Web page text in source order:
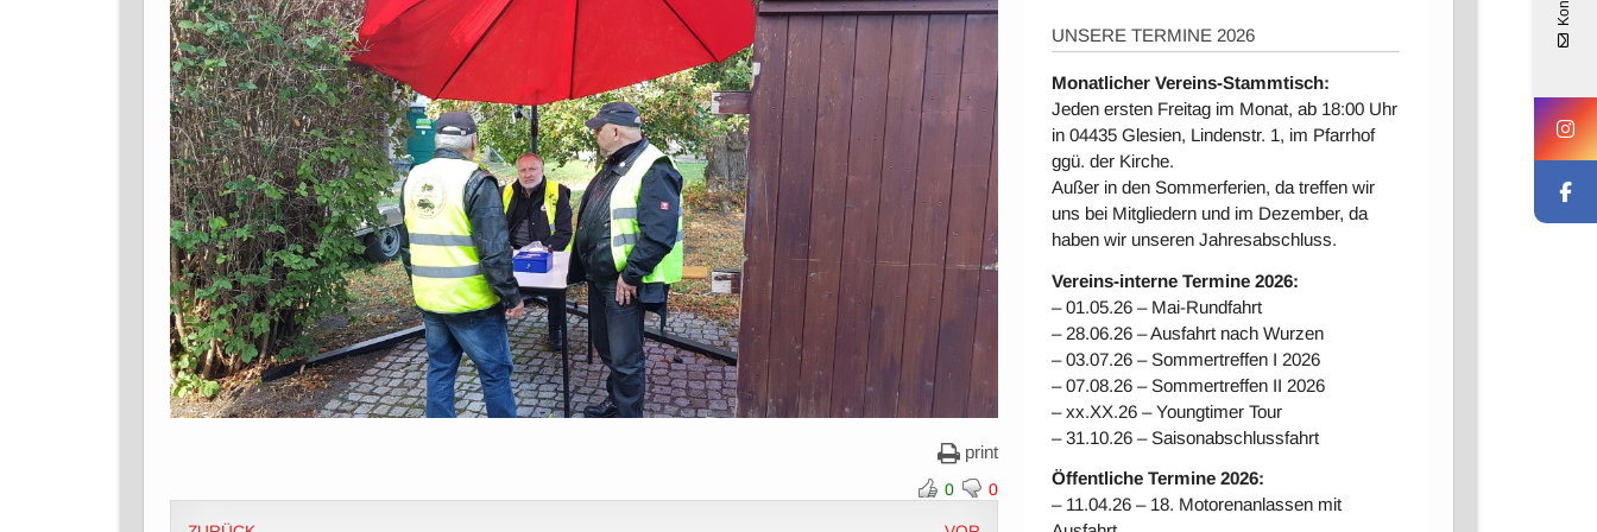
print
0 0
UNSERE TERMINE 2026
Monatlicher Vereins-Stammtisch:
Jeden ersten Freitag im Monat, ab 18:00 Uhr
in 04435 Glesien, Lindenstr. 1, im Pfarrhof
ggü. der Kirche.
Außer in den Sommerferien, da treffen wir
uns bei Mitgliedern und im Dezember, da
haben wir unseren Jahresabschluss.
Vereins-interne Termine 2026:
– 01.05.26 – Mai-Rundfahrt
– 28.06.26 – Ausfahrt nach Wurzen
– 03.07.26 – Sommertreffen I 2026
– 07.08.26 – Sommertreffen II 2026
– xx.XX.26 – Youngtimer Tour
– 31.10.26 – Saisonabschlussfahrt
Öffentliche Termine 2026:
– 11.04.26 – 18. Motorenanlassen mit